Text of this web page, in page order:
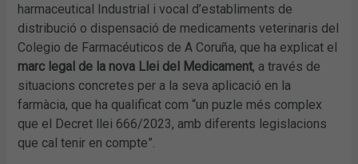
harmaceutical Industrial i vocal d’establiments de
distribució o dispensació de medicaments veterinaris del
Colegio de Farmacéuticos de A Coruña, que ha explicat el
marc legal de la nova Llei del Medicament, a través de
situacions concretes per a la seva aplicació en la
farmàcia, que ha qualificat com “un puzle més complex
que el Decret llei 666/2023, amb diferents legislacions
que cal tenir en compte”.